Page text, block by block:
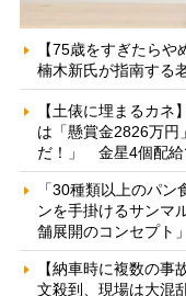
【75歳をすぎたら
楠木新氏が指南する
【土俵に埋まるカ
は「懸賞金2826万円
だ！」 金星4個配給
「30種類以上のパ
ンを手掛けるサン
舗展開のコンセプト
【納車時に複数の事
文殺到、現場は大混